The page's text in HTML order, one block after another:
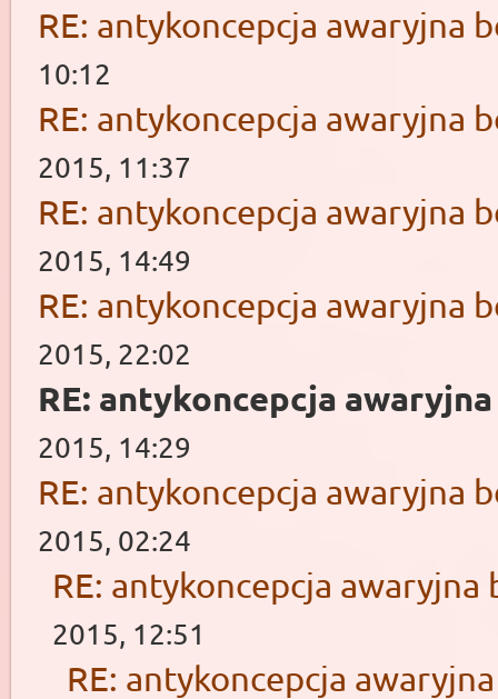
RE: antykoncepcja awaryjna
10:12
RE: antykoncepcja awaryjna
2015, 11:37
RE: antykoncepcja awaryjna
2015, 14:49
RE: antykoncepcja awaryjna
2015, 22:02
RE: antykoncepcja
2015, 14:29
RE: antykoncepcja awaryjna
2015, 02:24
RE: antykoncepcja awaryjna
2015, 12:51
RE: antykoncepcja